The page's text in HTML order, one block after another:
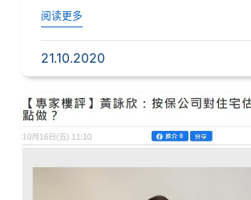
利得税...
阅读更多
21.10.2020